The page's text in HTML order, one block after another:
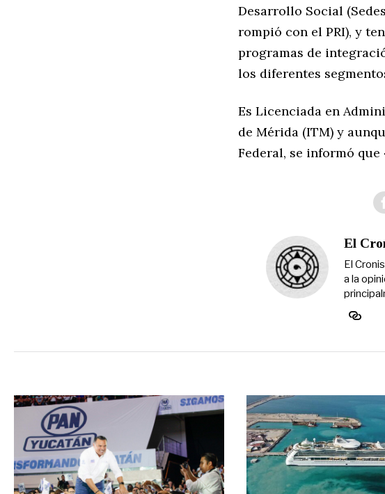
Desarrollo Social
rompió con el PRI), y
programas de
los diferentes
Es Licenciada en
de Mérida (ITM) y
Federal, se informó
El
El
a la